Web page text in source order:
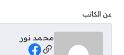
عن الكاتب
محمد نور